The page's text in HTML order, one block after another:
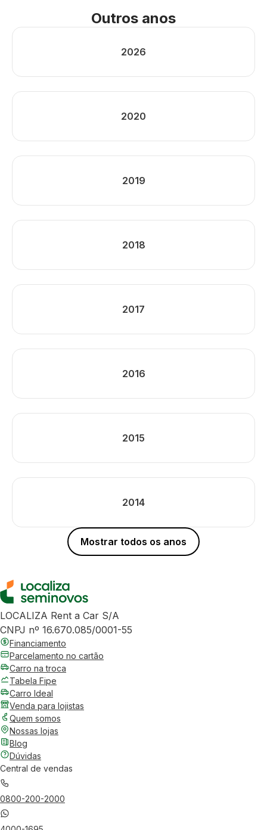
Outros anos
2026
2020
2019
2018
2017
2016
2015
2014
Mostrar todos os anos
LOCALIZA Rent a Car S/A
CNPJ nº 16.670.085/0001-55
Financiamento
Parcelamento no cartão
Carro na troca
Tabela Fipe
Carro Ideal
Venda para lojistas
Quem somos
Nossas lojas
Blog
Dúvidas
Central de vendas
0800-200-2000